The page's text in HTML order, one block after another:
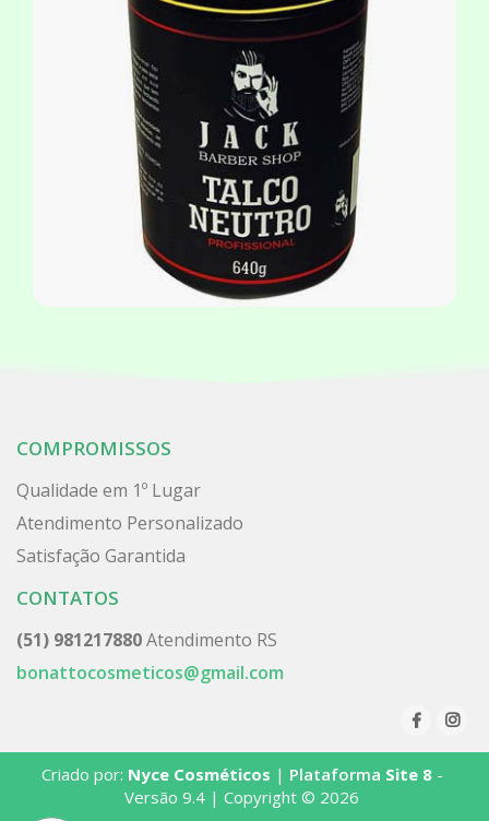
COMPROMISSOS
Qualidade em 1º Lugar
Atendimento Personalizado
Satisfação Garantida
CONTATOS
(51) 981217880Atendimento RS
bonattocosmeticos@gmail.com
Criado por: Nyce Cosméticos | Plataforma Site 8-
Versão 9.4 | Copyright © 2026